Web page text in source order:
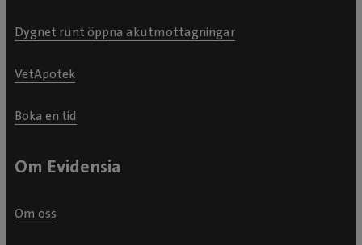
Dygnet runt öppna akutmottagningar
VetApotek
Boka en tid
Om Evidensia
Om oss